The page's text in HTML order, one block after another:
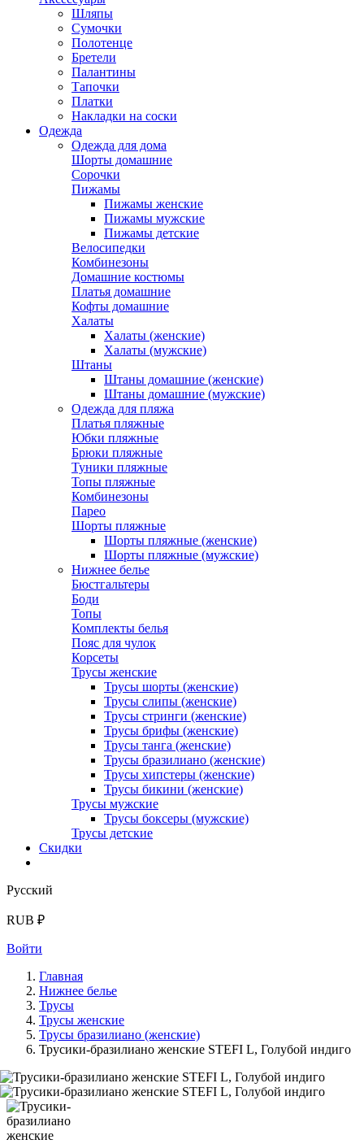
Шляпы
Сумочки
Полотенце
Бретели
Палантины
Тапочки
Платки
Накладки на соски
Одежда
Одежда для дома
Шорты домашние
Сорочки
Пижамы
Пижамы женские
Пижамы мужские
Пижамы детские
Велосипедки
Комбинезоны
Домашние костюмы
Платья домашние
Кофты домашние
Халаты
Халаты (женские)
Халаты (мужские)
Штаны
Штаны домашние (женские)
Штаны домашние (мужские)
Одежда для пляжа
Платья пляжные
Юбки пляжные
Брюки пляжные
Туники пляжные
Топы пляжные
Комбинезоны
Парео
Шорты пляжные
Шорты пляжные (женские)
Шорты пляжные (мужские)
Нижнее белье
Бюстгальтеры
Боди
Топы
Комплекты белья
Пояс для чулок
Корсеты
Трусы женские
Трусы шорты (женские)
Трусы слипы (женские)
Трусы стринги (женские)
Трусы брифы (женские)
Трусы танга (женские)
Трусы бразилиано (женские)
Трусы хипстеры (женские)
Трусы бикини (женские)
Трусы мужские
Трусы боксеры (мужские)
Трусы детские
Скидки
Русский
RUB ₽
Войти
Главная
Нижнее белье
Трусы
Трусы женские
Трусы бразилиано (женские)
Трусики-бразилиано женские STEFI L, Голубой индиго